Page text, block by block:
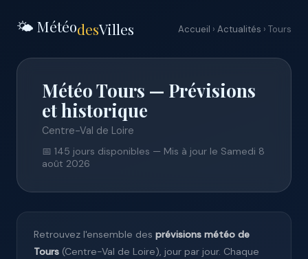
🌤️ MétéodesVilles Accueil › Actualités › Tours
Météo Tours — Prévisions
et historique
Centre-Val de Loire
📅 145 jours disponibles — Mis à jour le Samedi 8
août 2026
Retrouvez l'ensemble des prévisions météo de
Tours (Centre-Val de Loire), jour par jour. Chaque